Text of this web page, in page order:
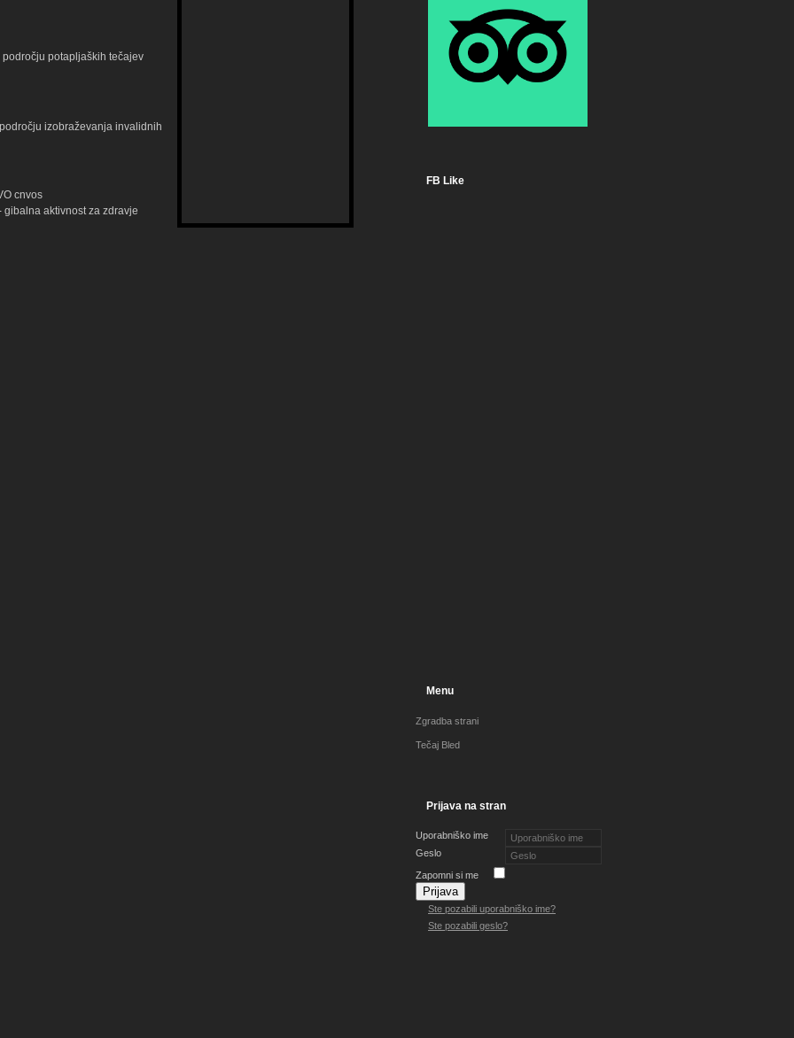
potapljaških tečajev
izobraževanja invalidnih
cnvos
gibalna aktivnost za zdravje
FB Like
Menu
Zgradba strani
Tečaj Bled
Prijava na stran
Uporabniško ime
Geslo
Zapomni si me
Prijava
Ste pozabili uporabniško ime?
Ste pozabili geslo?